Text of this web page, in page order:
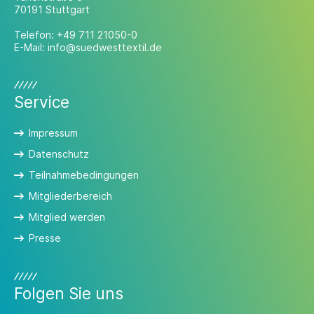
70191 Stuttgart
Telefon: +49 711 21050-0
E-Mail: info@suedwesttextil.de
Service
Impressum
Datenschutz
Teilnahmebedingungen
Mitgliederbereich
Mitglied werden
Presse
Folgen Sie uns